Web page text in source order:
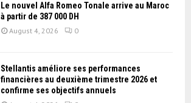
Le nouvel Alfa Romeo Tonale arrive au Maroc
à partir de 387 000 DH
August 4, 2026 0
Stellantis améliore ses performances
financières au deuxième trimestre 2026 et
confirme ses objectifs annuels